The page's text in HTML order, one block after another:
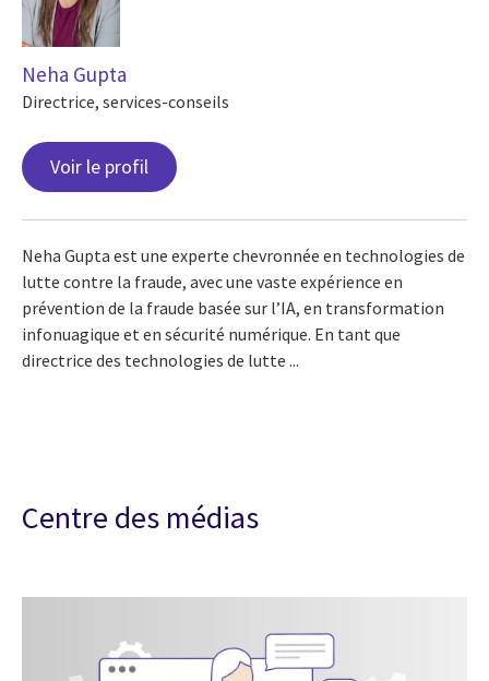
Neha Gupta
Directrice, services-conseils
Voir le profil
Neha Gupta est une experte chevronnée en technologies de
lutte contre la fraude, avec une vaste expérience en
prévention de la fraude basée sur l’IA, en transformation
infonuagique et en sécurité numérique. En tant que
directrice des technologies de lutte ...
Centre des médias